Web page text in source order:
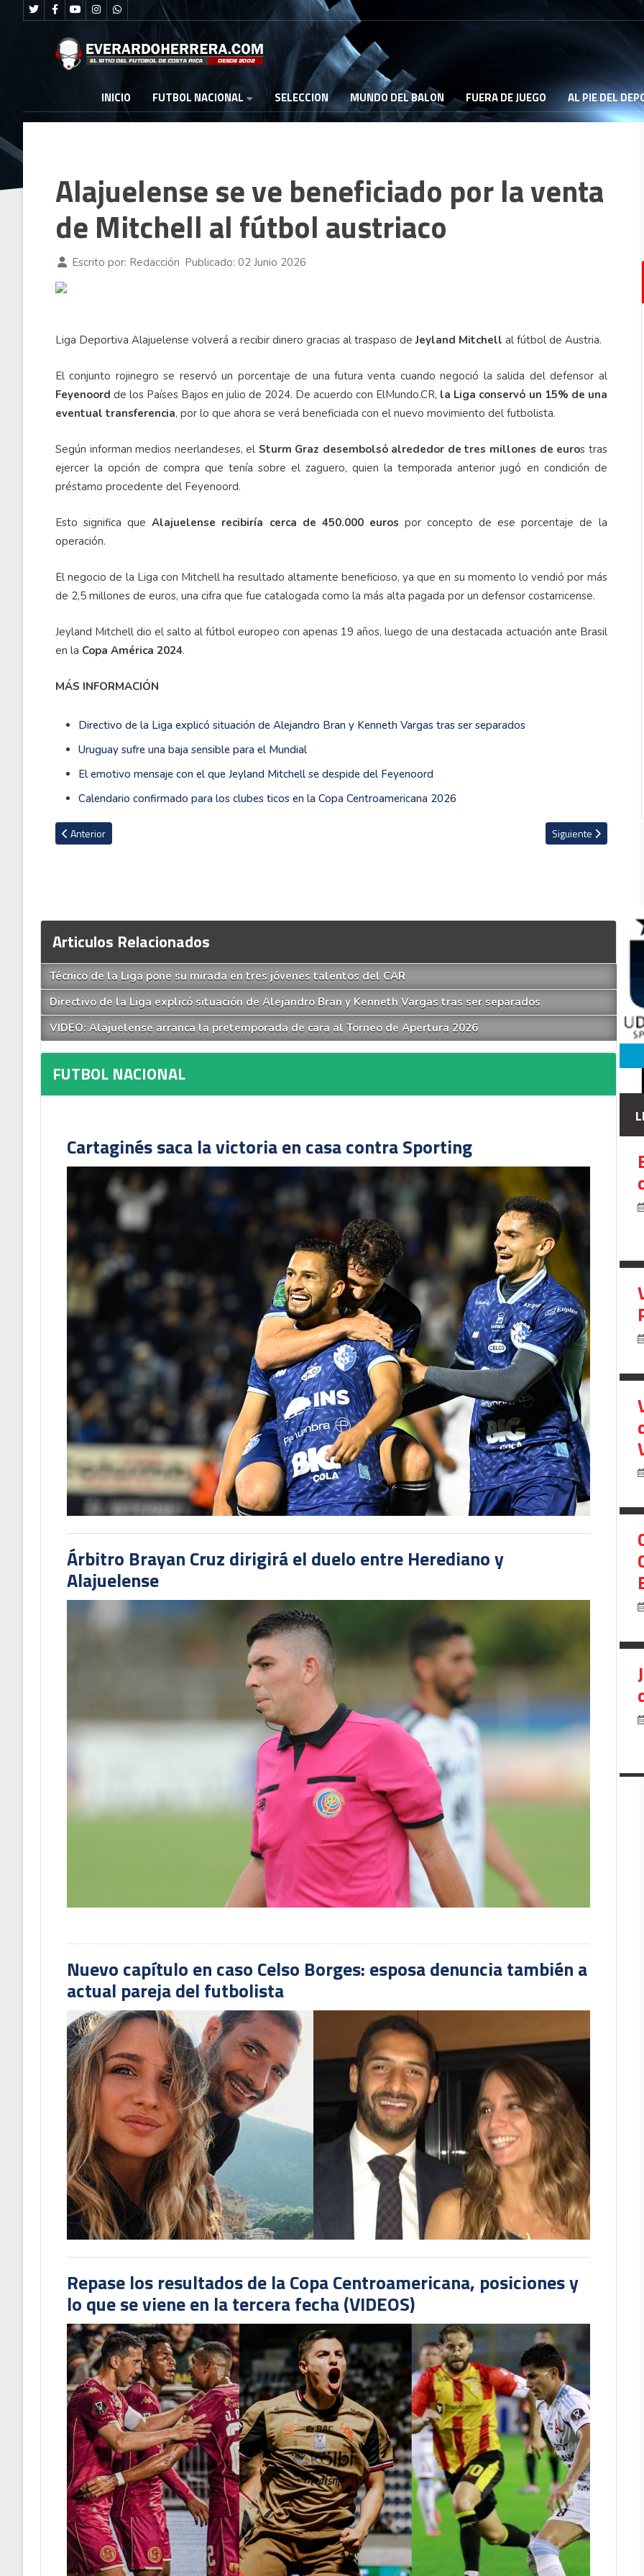
INICIO FUTBOL NACIONAL SELECCION MUNDO DEL BALON FUERA DE JUEGO AL PIE DEL
Alajuelense se ve beneficiado por la venta
de Mitchell al fútbol austriaco
Escrito por: Redacción Publicado: 02 Junio 2026
Liga Deportiva Alajuelense volverá a recibir dinero gracias al traspaso deJeyland Mitchell al fútbol de Austria.
El conjunto rojinegro se reservó un porcentaje de una futura venta cuando negoció la salida del defensor al
Feyenoord de los Países Bajos en julio de 2024. De acuerdo con ElMundo.CR, la Liga conservó un 15% de una
eventual transferencia, por lo que ahora se verá beneficiada con el nuevo movimiento del futbolista.
Según informan medios neerlandeses, el Sturm Graz desembolsó alrededor de tres millones de euros tras
ejercer la opción de compra que tenía sobre el zaguero, quien la temporada anterior jugó en condición de
préstamo procedente del Feyenoord.
Esto significa queAlajuelense recibiría cerca de 450.000 euros por concepto de ese porcentaje de la
operación.
El negocio de la Liga con Mitchell ha resultado altamente beneficioso, ya que en su momento lo vendió por más
de 2,5 millones de euros, una cifra que fue catalogada como la más alta pagada por un defensor costarricense.
Jeyland Mitchell dio el salto al fútbol europeo con apenas 19 años, luego de una destacada actuación ante Brasil
en la Copa América 2024.
MÁS INFORMACIÓN
Directivo de la Liga explicó situación de Alejandro Bran y Kenneth Vargas tras ser separados
Uruguay sufre una baja sensible para el Mundial
El emotivo mensaje con el que Jeyland Mitchell se despide del Feyenoord
Calendario confirmado para los clubes ticos en la Copa Centroamericana 2026
Artículo anterior: Bryan Ruiz no esconde su sueño en Alajuelense
Anterior Artículo siguiente:
Siguiente
Articulos Relacionados
Técnico de la Liga pone su mirada en tres jóvenes talentos del CAR
Directivo de la Liga explicó situación de Alejandro Bran y Kenneth Vargas tras ser separados
VIDEO: Alajuelense arranca la pretemporada de cara al Torneo de Apertura 2026
FUTBOL NACIONAL
Cartaginés saca la victoria en casa contra Sporting
Árbitro Brayan Cruz dirigirá el duelo entre Herediano y
Alajuelense
Nuevo capítulo en caso Celso Borges: esposa denuncia también a
actual pareja del futbolista
Repase los resultados de la Copa Centroamericana, posiciones y
lo que se viene en la tercera fecha (VIDEOS)